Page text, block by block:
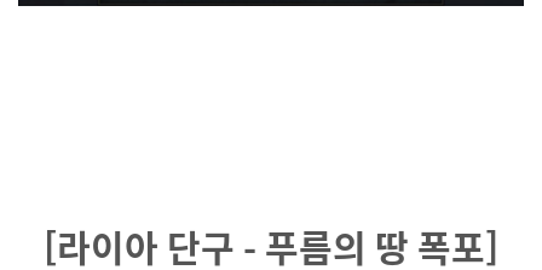
[라이아 단구 - 푸름의 땅 폭포]